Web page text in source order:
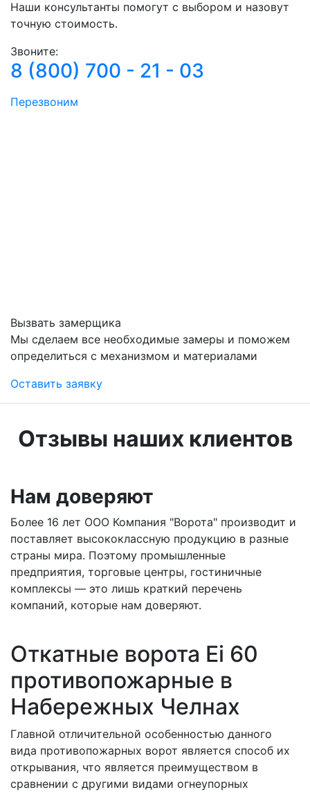
Наши консультанты помогут с выбором и назовут
точную стоимость.
Звоните:
8 (800) 700 - 21 - 03
Перезвоним
Вызвать замерщика
Мы сделаем все необходимые замеры и поможем
определиться с механизмом и материалами
Оставить заявку
Отзывы наших клиентов
Нам доверяют
Более 16 лет ООО Компания "Ворота" производит и
поставляет высококлассную продукцию в разные
страны мира. Поэтому промышленные
предприятия, торговые центры, гостиничные
комплексы — это лишь краткий перечень
компаний, которые нам доверяют.
Откатные ворота Ei 60
противопожарные в
Набережных Челнах
Главной отличительной особенностью данного
вида противопожарных ворот является способ их
открывания, что является преимуществом в
сравнении с другими видами огнеупорных